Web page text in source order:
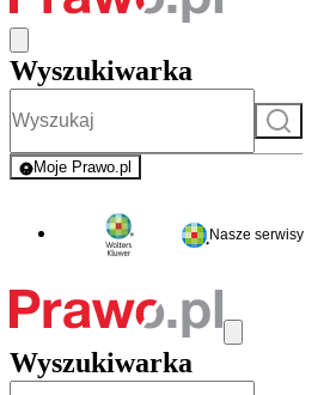
Wyszukiwarka
Szukaj
Moje Prawo.pl
- rejestracja i logowanie do serwisu
Nasze serwisy
Wyszukiwarka